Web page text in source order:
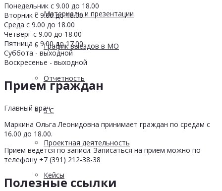
Материалы и презентации
График выездов в МО
Отчетность
5 С
Проектная деятельность
Кейсы
Понедельник с 9.00 до 18.00
Вторник с 9.00 до 18.00
Среда с 9.00 до 18.00
Четверг с 9.00 до 18.00
Пятница с 9.00 до 17.00
Суббота - выходной
Воскресенье - выходной
Прием граждан
Главный врач
Маркина Ольга Леонидовна принимает граждан по средам с
16.00 до 18.00.
Прием ведется по записи. Записаться на прием можно по
телефону +7 (391) 212-38-38
Полезные ссылки